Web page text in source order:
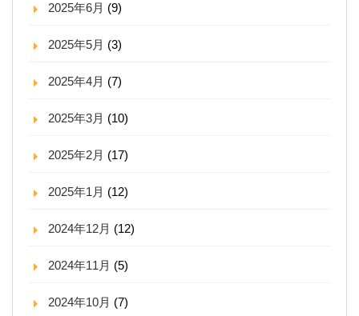
2025年6月 (9)
2025年5月 (3)
2025年4月 (7)
2025年3月 (10)
2025年2月 (17)
2025年1月 (12)
2024年12月 (12)
2024年11月 (5)
2024年10月 (7)